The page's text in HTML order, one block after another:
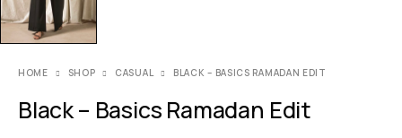
HOME SHOP CASUAL BLACK – BASICS RAMADAN EDIT
Black – Basics Ramadan Edit